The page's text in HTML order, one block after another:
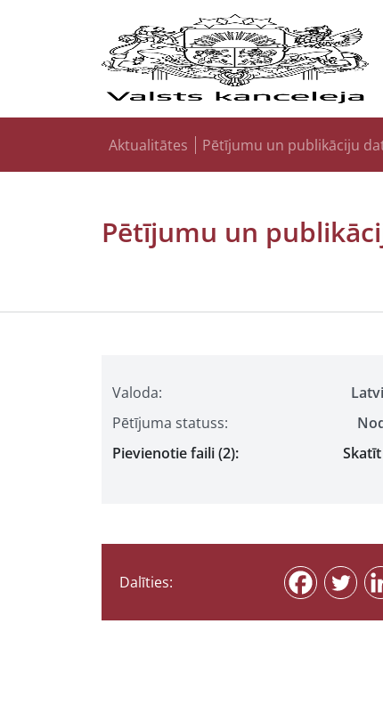
Aktualitātes Pētījumu un publikāciju
Pētījumu un
Valoda:
Pētījuma statuss:
Pievienotie faili (2):
Skatīt
Dalīties: